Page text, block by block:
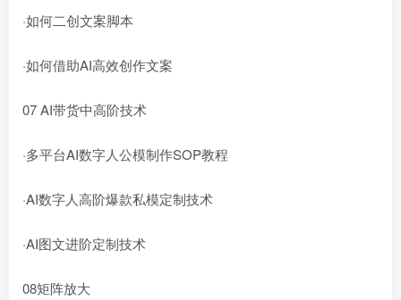
·如何二创文案脚本
·如何借助AI高效创作文案
07 AI带货中高阶技术
·多平台AI数字人公模制作SOP教程
·AI数字人高阶爆款私模定制技术
·AI图文进阶定制技术
08矩阵放大